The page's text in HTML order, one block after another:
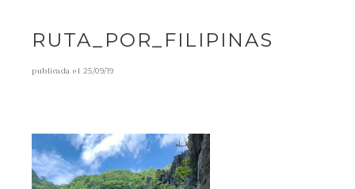
RUTA_POR_FILIPINAS
publicada el 25/09/19